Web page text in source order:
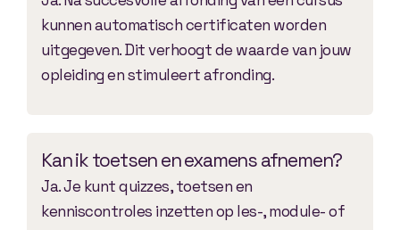
kunnen automatisch certificaten worden
uitgegeven. Dit verhoogt de waarde van jouw
opleiding en stimuleert afronding.
Kan ik toetsen en examens afnemen?
Ja. Je kunt quizzes, toetsen en
kenniscontroles inzetten op les-, module- of